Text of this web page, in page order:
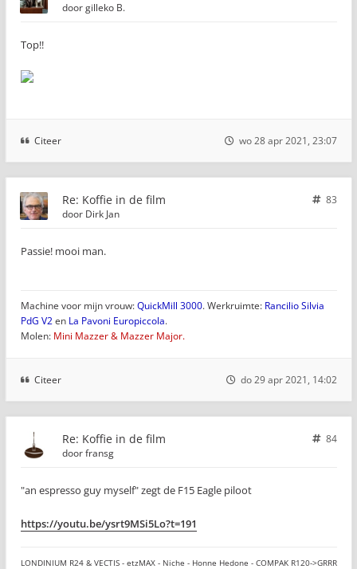
doorgilleko B.
Top!!
Citeer wo 28 apr 2021, 23:07
Re: Koffie in de film
83
door Dirk Jan
Passie! mooi man.
Machine voor mijn vrouw:QuickMill 3000. Werkruimte: Rancilio Silvia
PdG V2en La Pavoni Europiccola.
Molen: Mini Mazzer & Mazzer Major.
Citeer do 29 apr 2021, 14:02
Re: Koffie in de film
84
doorfransg
"an espresso guy myself" zegt de F15 Eagle piloot
https://youtu.be/ysrt9MSi5Lo?t=191
LONDINIUM R24 & VECTIS - etzMAX - Niche - Honne Hedone - COMPAK R120->GRRR